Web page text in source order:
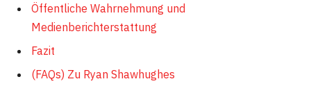
Öffentliche Wahrnehmung und
Medienberichterstattung
Fazit
(FAQs) Zu Ryan Shawhughes